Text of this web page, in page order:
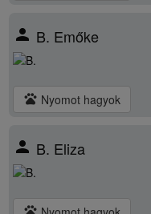
person B. Emőke
pets Nyomot hagyok
person B. Eliza
pets